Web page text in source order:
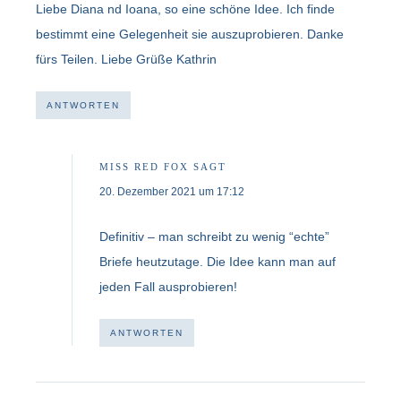
Liebe Diana nd Ioana, so eine schöne Idee. Ich finde
bestimmt eine Gelegenheit sie auszuprobieren. Danke
fürs Teilen. Liebe Grüße Kathrin
ANTWORTEN
MISS RED FOX SAGT
20. Dezember 2021 um 17:12
Definitiv – man schreibt zu wenig “echte”
Briefe heutzutage. Die Idee kann man auf
jeden Fall ausprobieren!
ANTWORTEN